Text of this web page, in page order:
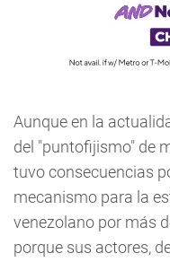
Aunque en la
del "puntofijismo" de
tuvo consecuencias
mecanismo para la
venezolano por más
porque sus actores,